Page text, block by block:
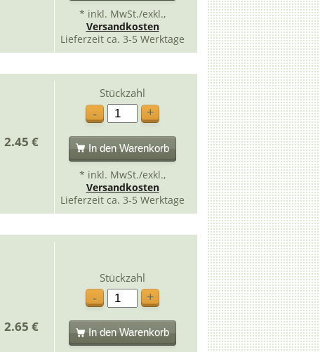
* inkl. MwSt./exkl.,
Versandkosten
Lieferzeit ca. 3-5 Werktage
2.45 €
Stückzahl
-
+
In den Warenkorb
* inkl. MwSt./exkl.,
Versandkosten
Lieferzeit ca. 3-5 Werktage
2.65 €
Stückzahl
-
+
In den Warenkorb